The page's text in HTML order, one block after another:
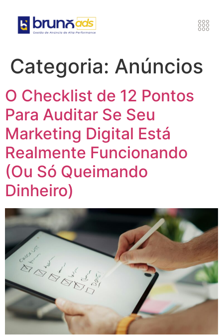
Categoria: Anúncios
O Checklist de 12 Pontos
Para Auditar Se Seu
Marketing Digital Está
Realmente Funcionando
(Ou Só Queimando
Dinheiro)